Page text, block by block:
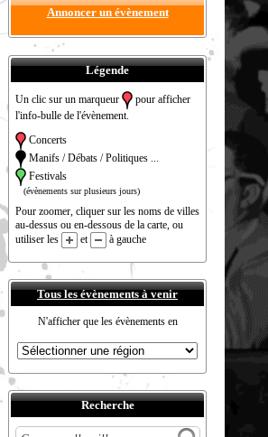
Annoncer un évènement
Légende
Un clic sur un marqueur
pour afficher
l'info-bulle de l'évènement.
Concerts
Manifs / Débats / Politiques ...
Festivals
(évènements sur plusieurs jours)
Pour zoomer, cliquer sur les noms de villes
au-dessus ou en-dessous de la carte, ou
utiliser les
et à gauche
Tous les évènements à venir
N'afficher que les évènements en
Recherche